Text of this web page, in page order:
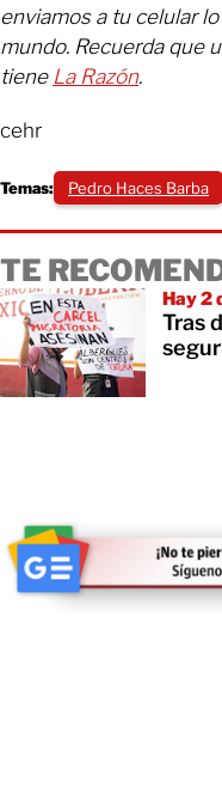
enviamos a tu celular
mundo. Recuerda que
tiene La Razón.
cehr
Temas: Pedro Haces Barba
TE
Hay 2
Tras